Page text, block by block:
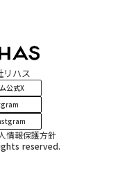
リハス
公式X
情報保護方針
reserved.